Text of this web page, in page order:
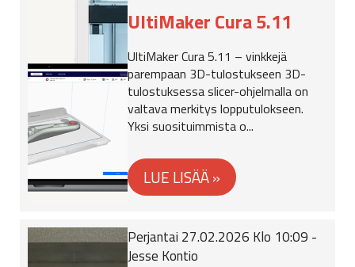
UltiMaker Cura 5.11
UltiMaker Cura 5.11 – vinkkejä
parempaan 3D-tulostukseen 3D-
tulostuksessa slicer-ohjelmalla on
valtava merkitys lopputulokseen.
Yksi suosituimmista o...
Perjantai 27.02.2026 Klo 10:09 -
Jesse Kontio